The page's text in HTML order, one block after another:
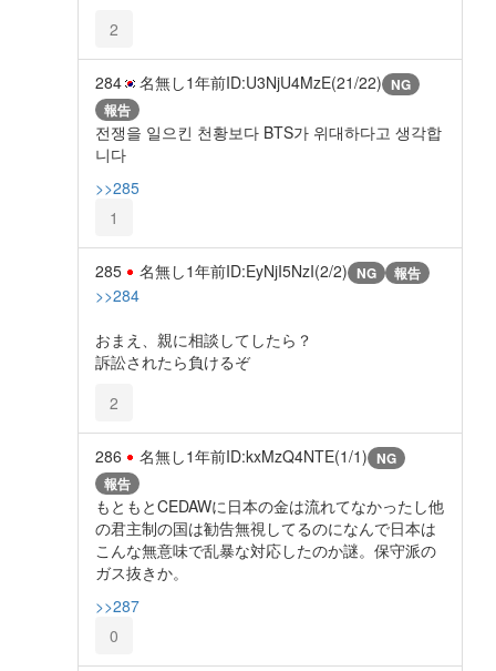
2
284 名無し1年前ID:U3NjU4MzE(21/22) NG
報告
전쟁을 일으킨 천황보다 BTS가 위대하다고 생각합
니다
>>285
1
285 名無し1年前ID:EyNjI5NzI(2/2) NG 報告
>>284
おまえ、親に相談してしたら？
訴訟されたら負けるぞ
2
286 名無し1年前ID:kxMzQ4NTE(1/1) NG
報告
もともとCEDAWに日本の金は流れてなかったし他
の君主制の国は勧告無視してるのになんで日本は
こんな無意味で乱暴な対応したのか謎。保守派の
ガス抜きか。
>>287
0